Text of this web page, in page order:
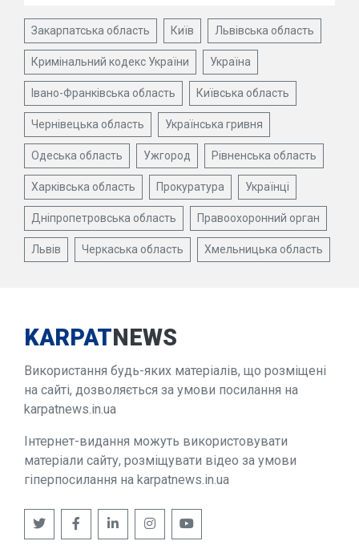
Закарпатська область Київ Львівська область
Кримінальний кодекс України Україна
Івано-Франківська область Київська область
Чернівецька область Українська гривня
Одеська область Ужгород Рівненська область
Харківська область Прокуратура Українці
Дніпропетровська область Правоохоронний орган
Львів Черкаська область Хмельницька область
KARPATNEWS
Використання будь-яких матеріалів, що розміщені
на сайті, дозволяється за умови посилання на
karpatnews.in.ua
Інтернет-видання можуть використовувати
матеріали сайту, розміщувати відео за умови
гіперпосилання на karpatnews.in.ua